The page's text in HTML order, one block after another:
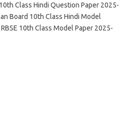
Class Hindi Question Paper 2025-
Board 10th Class Hindi Model
10th Class Model Paper 2025-